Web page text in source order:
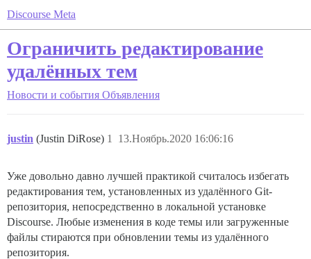
Discourse Meta
Ограничить редактирование
удалённых тем
Новости и события Объявления
justin (Justin DiRose) 13.Ноябрь.2020 16:06:16
1
Уже довольно давно лучшей практикой считалось избегать
редактирования тем, установленных из удалённого Git-
репозитория, непосредственно в локальной установке
Discourse. Любые изменения в коде темы или загруженные
файлы стираются при обновлении темы из удалённого
репозитория.